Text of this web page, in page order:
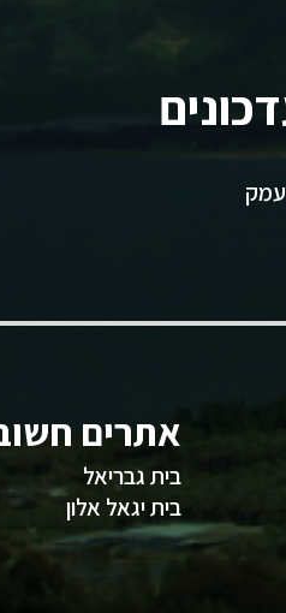
אתרים
בית גבריאל
בית יגאל אלון